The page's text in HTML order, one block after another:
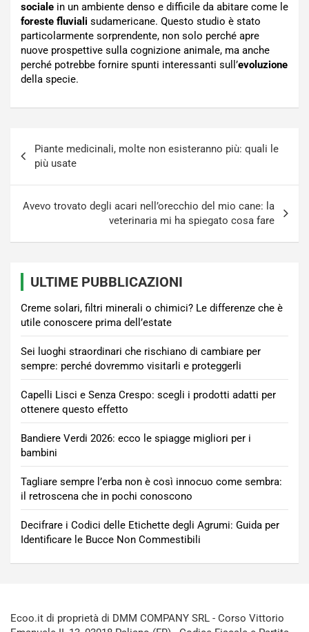
sociale in un ambiente denso e difficile da abitare come le
foreste fluviali sudamericane. Questo studio è stato
particolarmente sorprendente, non solo perché apre
nuove prospettive sulla cognizione animale, ma anche
perché potrebbe fornire spunti interessanti sull’evoluzione
della specie.
articoli
Piante medicinali, molte non esisteranno più: quali le
più usate
Avevo trovato degli acari nell’orecchio del mio cane: la
veterinaria mi ha spiegato cosa fare
ULTIME PUBBLICAZIONI
Creme solari, filtri minerali o chimici? Le differenze che è
utile conoscere prima dell’estate
Sei luoghi straordinari che rischiano di cambiare per
sempre: perché dovremmo visitarli e proteggerli
Capelli Lisci e Senza Crespo: scegli i prodotti adatti per
ottenere questo effetto
Bandiere Verdi 2026: ecco le spiagge migliori per i
bambini
Tagliare sempre l’erba non è così innocuo come sembra:
il retroscena che in pochi conoscono
Decifrare i Codici delle Etichette degli Agrumi: Guida per
Identificare le Bucce Non Commestibili
Ecoo.it di proprietà di DMM COMPANY SRL - Corso Vittorio